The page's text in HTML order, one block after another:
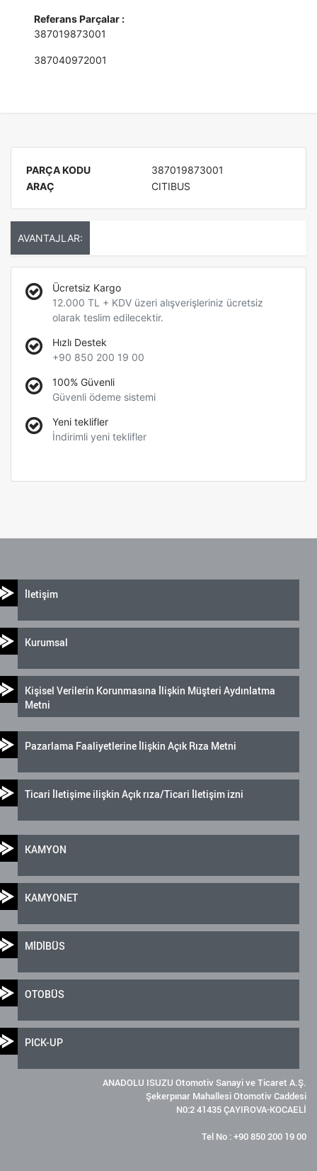
Referans Parçalar :
387019873001
387040972001
PARÇA KODU
387019873001
ARAÇ
CITIBUS
AVANTAJLAR:
Ücretsiz Kargo
12.000 TL + KDV üzeri alışverişleriniz ücretsiz
olarak teslim edilecektir.
Hızlı Destek
+90 850 200 19 00
100% Güvenli
Güvenli ödeme sistemi
Yeni teklifler
İndirimli yeni teklifler
İletişim
Kurumsal
Kişisel Verilerin Korunmasına İlişkin Müşteri Aydınlatma
Metni
Pazarlama Faaliyetlerine İlişkin Açık Rıza Metni
Ticari İletişime ilişkin Açık rıza/Ticari İletişim izni
KAMYON
KAMYONET
MİDİBÜS
OTOBÜS
PICK-UP
ANADOLU ISUZU Otomotiv Sanayi ve Ticaret A.Ş.
Şekerpınar Mahallesi Otomotiv Caddesi
N0:2 41435 ÇAYIROVA-KOCAELİ
Tel No : +90 850 200 19 00